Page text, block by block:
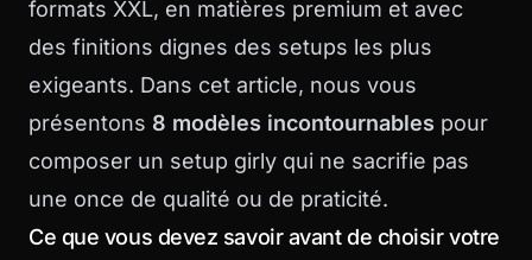
formats XXL, en matières premium et avec
des finitions dignes des setups les plus
exigeants. Dans cet article, nous vous
présentons 8 modèles incontournables pour
composer un setup girly qui ne sacrifie pas
une once de qualité ou de praticité.
Ce que vous devez savoir avant de choisir votre